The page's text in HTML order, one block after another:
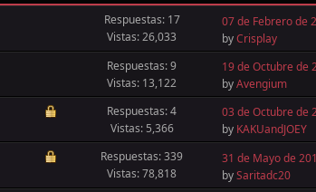
Respuestas: 17
Vistas: 26,033
07 de Febrero de
byCrisplay
Respuestas: 9
Vistas: 13,122
19 de Octubre de
byAvengium
Respuestas: 4
Vistas: 5,366
03 de Octubre de
by KAKUandJOEY
Respuestas: 339
Vistas: 78,818
31 de Mayo de
bySaritadc20